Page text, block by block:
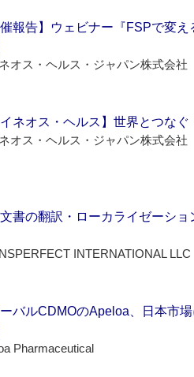
催報告】ウェビナー『FSPで変
オス・ヘルス・ジャパン株式会社
イネオス・ヘルス】世界とつな
オス・ヘルス・ジャパン株式会社
書の翻訳・ローカライゼーシ
INTERNATIONAL LLC
バルCDMOのApeloa、日本市
Pharmaceutical